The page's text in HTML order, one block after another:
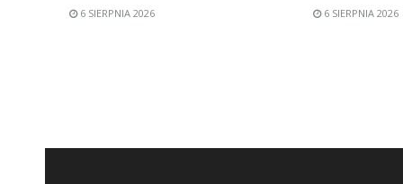
6 SIERPNIA 2026 6 SIERPNIA 2026